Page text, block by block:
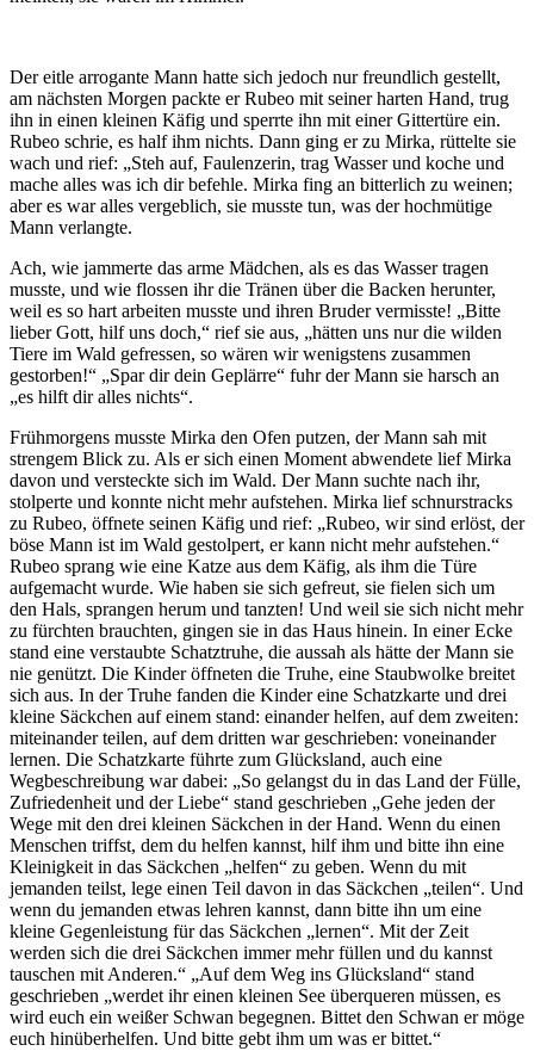
Der eitle arrogante Mann hatte sich jedoch nur freundlich gestellt,
am nächsten Morgen packte er Rubeo mit seiner harten Hand, trug
ihn in einen kleinen Käfig und sperrte ihn mit einer Gittertüre ein.
Rubeo schrie, es half ihm nichts. Dann ging er zu Mirka, rüttelte sie
wach und rief: „Steh auf, Faulenzerin, trag Wasser und koche und
mache alles was ich dir befehle. Mirka fing an bitterlich zu weinen;
aber es war alles vergeblich, sie musste tun, was der hochmütige
Mann verlangte.
Ach, wie jammerte das arme Mädchen, als es das Wasser tragen
musste, und wie flossen ihr die Tränen über die Backen herunter,
weil es so hart arbeiten musste und ihren Bruder vermisste! „Bitte
lieber Gott, hilf uns doch,“ rief sie aus, „hätten uns nur die wilden
Tiere im Wald gefressen, so wären wir wenigstens zusammen
gestorben!“ „Spar dir dein Geplärre“ fuhr der Mann sie harsch an
„es hilft dir alles nichts“.
Frühmorgens musste Mirka den Ofen putzen, der Mann sah mit
strengem Blick zu. Als er sich einen Moment abwendete lief Mirka
davon und versteckte sich im Wald. Der Mann suchte nach ihr,
stolperte und konnte nicht mehr aufstehen. Mirka lief schnurstracks
zu Rubeo, öffnete seinen Käfig und rief: „Rubeo, wir sind erlöst, der
böse Mann ist im Wald gestolpert, er kann nicht mehr aufstehen.“
Rubeo sprang wie eine Katze aus dem Käfig, als ihm die Türe
aufgemacht wurde. Wie haben sie sich gefreut, sie fielen sich um
den Hals, sprangen herum und tanzten! Und weil sie sich nicht mehr
zu fürchten brauchten, gingen sie in das Haus hinein. In einer Ecke
stand eine verstaubte Schatztruhe, die aussah als hätte der Mann sie
nie genützt. Die Kinder öffneten die Truhe, eine Staubwolke breitet
sich aus. In der Truhe fanden die Kinder eine Schatzkarte und drei
kleine Säckchen auf einem stand: einander helfen, auf dem zweiten:
miteinander teilen, auf dem dritten war geschrieben: voneinander
lernen. Die Schatzkarte führte zum Glücksland, auch eine
Wegbeschreibung war dabei: „So gelangst du in das Land der Fülle,
Zufriedenheit und der Liebe“ stand geschrieben „Gehe jeden der
Wege mit den drei kleinen Säckchen in der Hand. Wenn du einen
Menschen triffst, dem du helfen kannst, hilf ihm und bitte ihn eine
Kleinigkeit in das Säckchen „helfen“ zu geben. Wenn du mit
jemanden teilst, lege einen Teil davon in das Säckchen „teilen“. Und
wenn du jemanden etwas lehren kannst, dann bitte ihn um eine
kleine Gegenleistung für das Säckchen „lernen“. Mit der Zeit
werden sich die drei Säckchen immer mehr füllen und du kannst
tauschen mit Anderen.“ „Auf dem Weg ins Glücksland“ stand
geschrieben „werdet ihr einen kleinen See überqueren müssen, es
wird euch ein weißer Schwan begegnen. Bittet den Schwan er möge
euch hinüberhelfen. Und bitte gebt ihm um was er bittet.“